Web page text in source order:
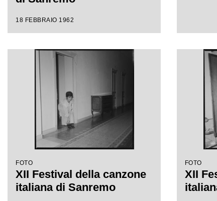
18 FEBBRAIO 1962
FOTO
XII Festival della canzone
italiana di Sanremo
FOTO
XII